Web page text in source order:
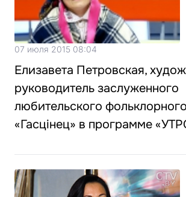
07 июля 2015 08:04
Елизавета Петровская,
руководитель заслуженного
любительского
«Гасцінец» в программе